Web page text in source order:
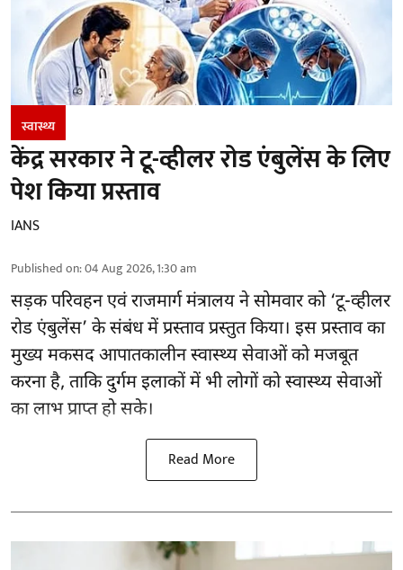
स्वास्थ्य
केंद्र सरकार ने टू-व्हीलर रोड एंबुलेंस के लिए
पेश किया प्रस्ताव
IANS
Published on:04 Aug 2026, 1:30 am
सड़क परिवहन एवं राजमार्ग मंत्रालय ने सोमवार को ‘टू-व्हीलर
रोड एंबुलेंस’ के संबंध में प्रस्ताव प्रस्तुत किया। इस प्रस्ताव का
मुख्य मकसद आपातकालीन स्वास्थ्य सेवाओं को मजबूत
करना है, ताकि दुर्गम इलाकों में भी लोगों को स्वास्थ्य सेवाओं
का लाभ प्राप्त हो सके।
Read More